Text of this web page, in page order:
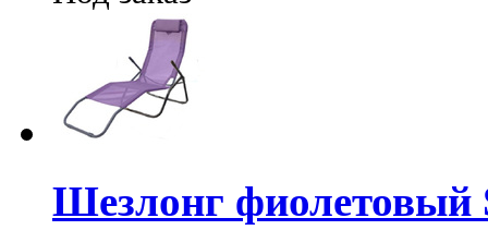
Шезлонг фиолетовый